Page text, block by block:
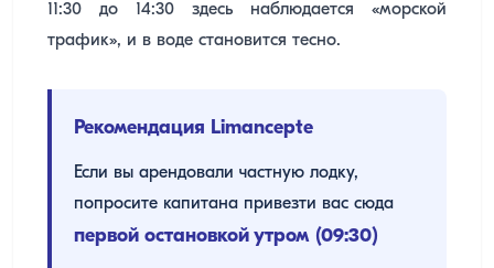
11:30 до 14:30 здесь наблюдается «морской
трафик», и в воде становится тесно.
Рекомендация Limancepte
Если вы арендовали частную лодку,
попросите капитана привезти вас сюда
первой остановкой утром (09:30)